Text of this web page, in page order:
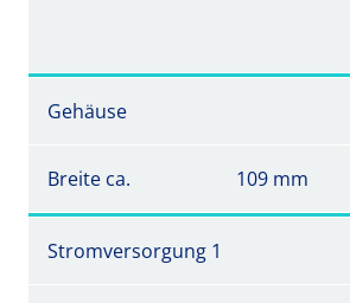
Gehäuse
Breite ca. 109 mm
Stromversorgung 1